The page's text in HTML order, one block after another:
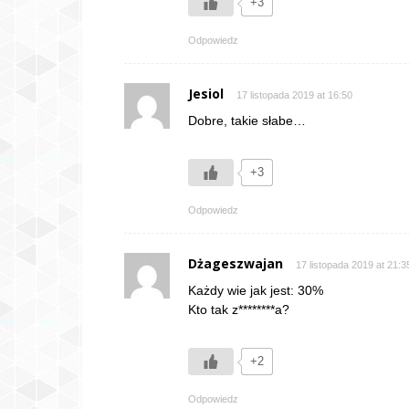
Odpowiedz
Jesiol 17 listopada 2019 at 16:50
Dobre, takie słabe…
+3
Odpowiedz
Dżageszwajan 17 listopada 2019 at
Każdy wie jak jest: 30%
Kto tak z********a?
+2
Odpowiedz